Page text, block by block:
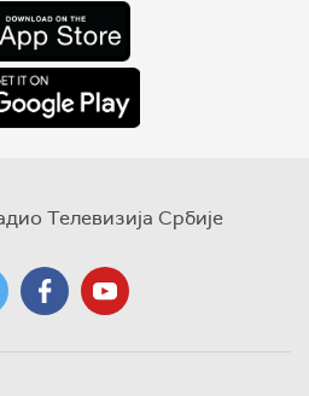
Телевизија Србије